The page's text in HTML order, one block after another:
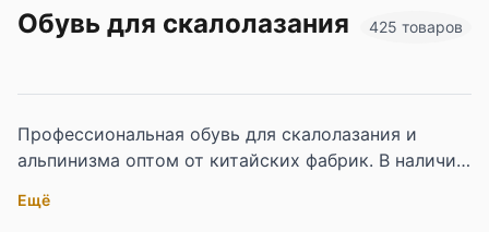
Обувь для скалолазания 425 товаров
Профессиональная обувь для скалолазания и
альпинизма оптом от китайских фабрик. В наличии
треккинга с агрессивным каблуком и жесткой
Ещё